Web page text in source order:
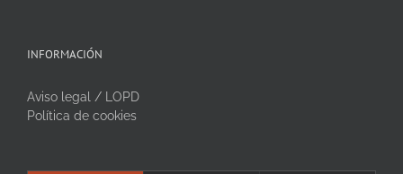
INFORMACIÓN
Aviso legal / LOPD
Política de cookies